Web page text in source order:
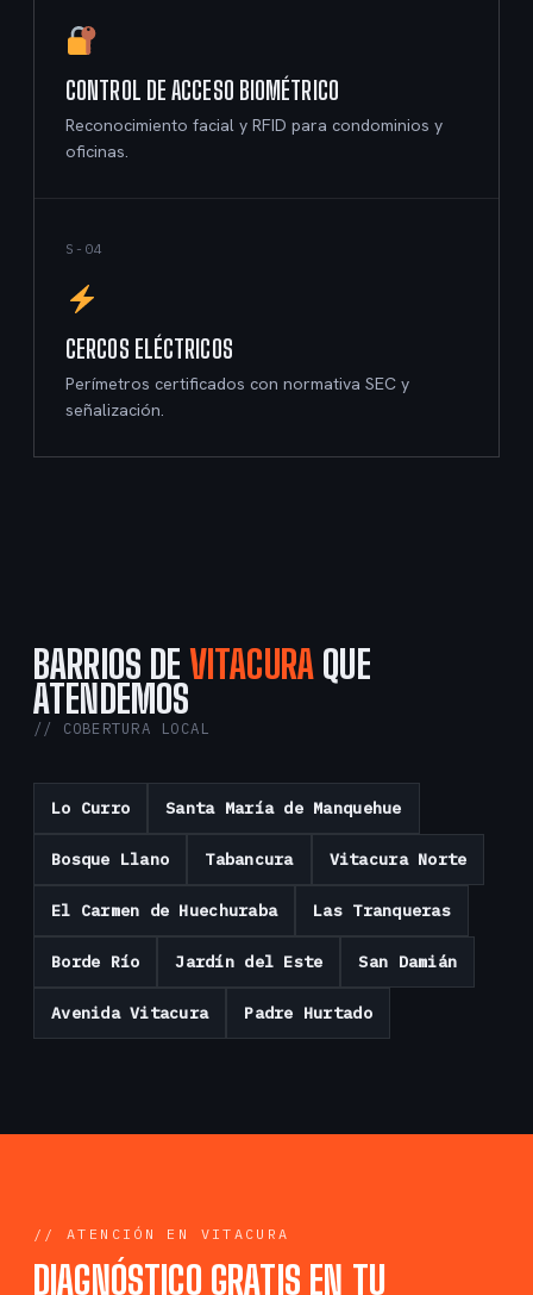
CONTROL DE ACCESO BIOMÉTRICO
Reconocimiento facial y RFID para condominios y
oficinas.
S-04
CERCOS ELÉCTRICOS
Perímetros certificados con normativa SEC y
señalización.
BARRIOS DE VITACURA QUE
ATENDEMOS
// COBERTURA LOCAL
Lo Curro Santa María de Manquehue
Bosque Llano Tabancura Vitacura Norte
El Carmen de Huechuraba Las Tranqueras
Borde Río Jardín del Este San Damián
Avenida Vitacura Padre Hurtado
// ATENCIÓN EN VITACURA
DIAGNÓSTICO GRATIS EN TU